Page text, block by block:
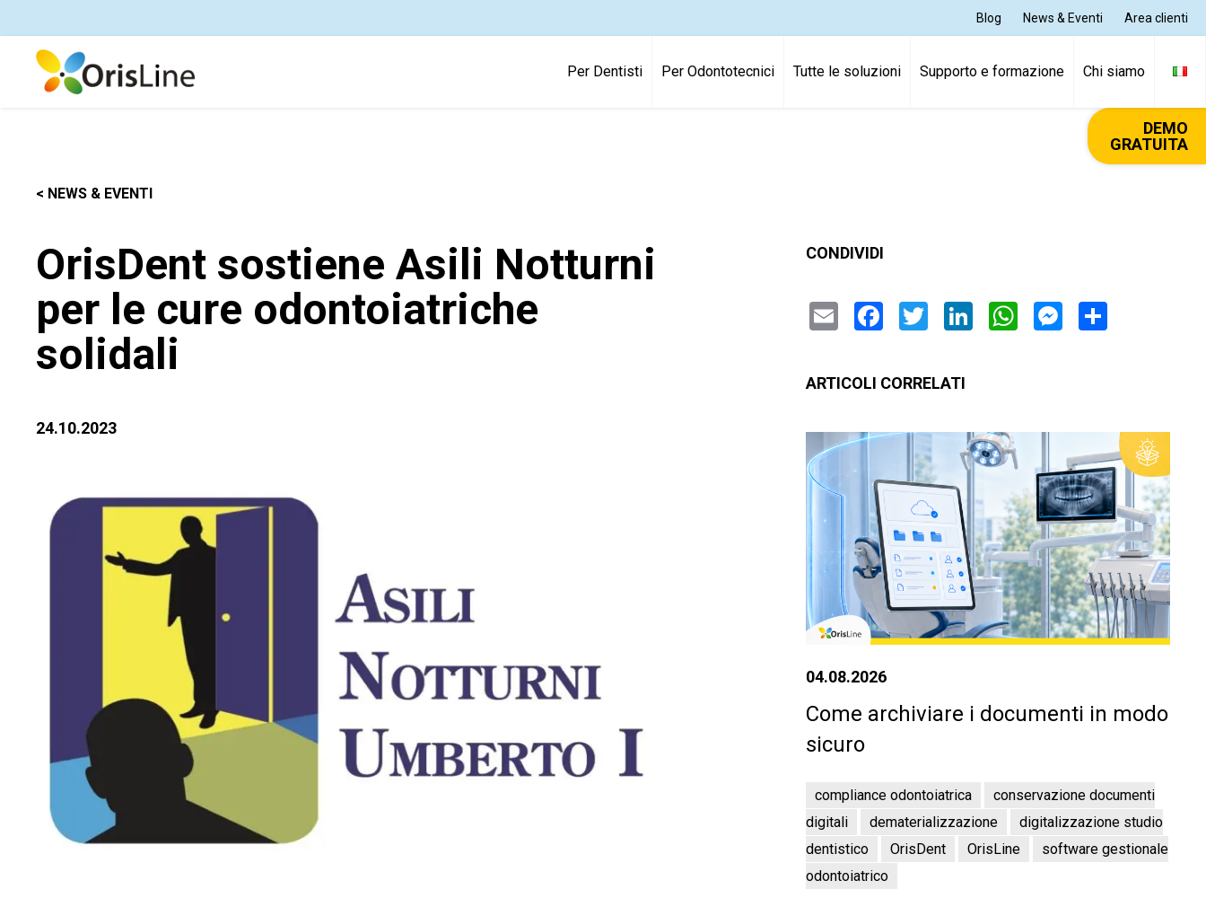
DEMO
GRATUITA
Blog News & Eventi Area clienti
Per Dentisti Per Odontotecnici Tutte le soluzioni Supporto e formazione Chi siamo
< NEWS & EVENTI
OrisDent sostiene Asili Notturni
per le cure odontoiatriche
solidali
24.10.2023
CONDIVIDI
EmailFacebook
TwitterLinkedInWhatsApp
Messenger
ARTICOLI CORRELATI
04.08.2026
Come archiviare i documenti in modo
sicuro
compliance odontoiatrica
conservazione documenti
digitali
dematerializzazione
digitalizzazione studio
dentistico
OrisDent OrisLine
software gestionale
odontoiatrico